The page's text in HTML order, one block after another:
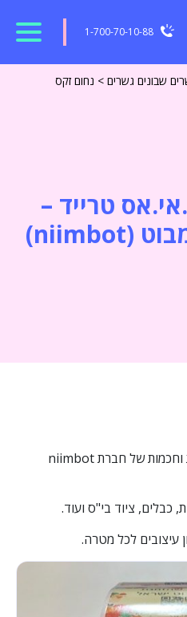
1-700-70-10-88
שבונים גשרים > נחום זקס
טרייד –
(
niimbot
)
וחכמות של חברתniimbot
כבלים, ציוד בי"ס ועוד.
עיצובים לכל מטרה.